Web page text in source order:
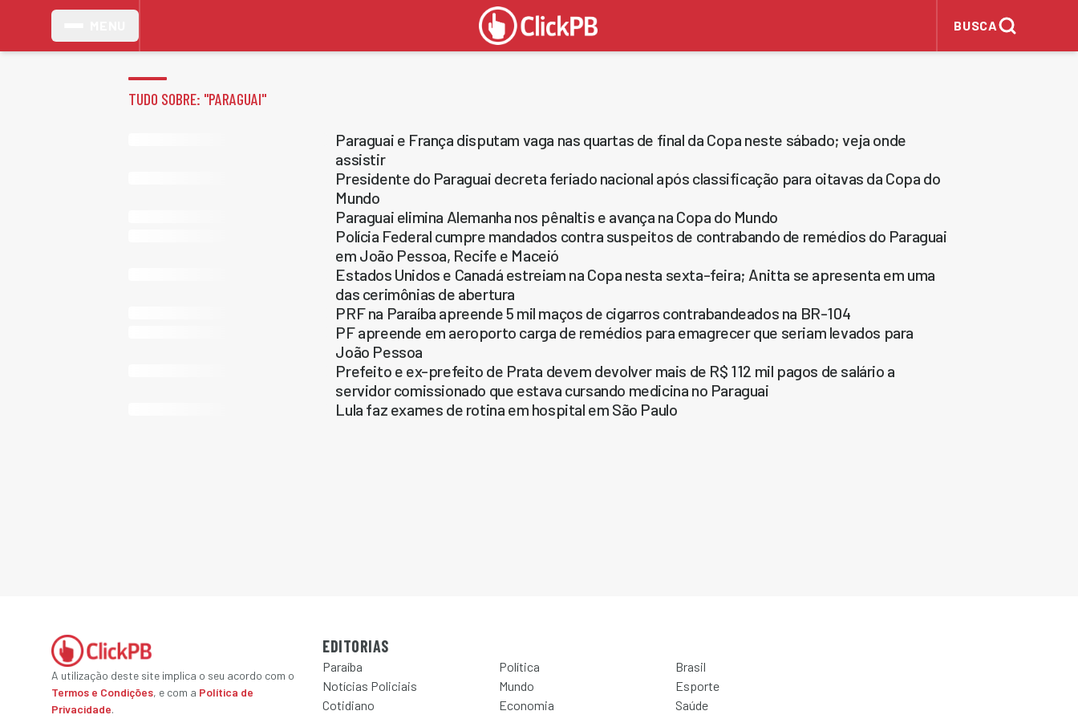
BUSCA
TUDO SOBRE: "PARAGUAI"
Paraguai e França disputam vaga nas quartas de final da Copa neste sábado; veja onde
assistir
Presidente do Paraguai decreta feriado nacional após classificação para oitavas da Copa do
Mundo
Paraguai elimina Alemanha nos pênaltis e avança na Copa do Mundo
Polícia Federal cumpre mandados contra suspeitos de contrabando de remédios do Paraguai
em João Pessoa, Recife e Maceió
Estados Unidos e Canadá estreiam na Copa nesta sexta-feira; Anitta se apresenta em uma
das cerimônias de abertura
PRF na Paraíba apreende 5 mil maços de cigarros contrabandeados na BR-104
PF apreende em aeroporto carga de remédios para emagrecer que seriam levados para
João Pessoa
Prefeito e ex-prefeito de Prata devem devolver mais de R$ 112 mil pagos de salário a
servidor comissionado que estava cursando medicina no Paraguai
Lula faz exames de rotina em hospital em São Paulo
A utilização deste site implica o seu acordo com o
Termos e Condições, e com a Política de
Privacidade.
EDITORIAS
Paraíba Política
Brasil
Notícias Policiais
Mundo
Esporte
Cotidiano
Economia
Saúde